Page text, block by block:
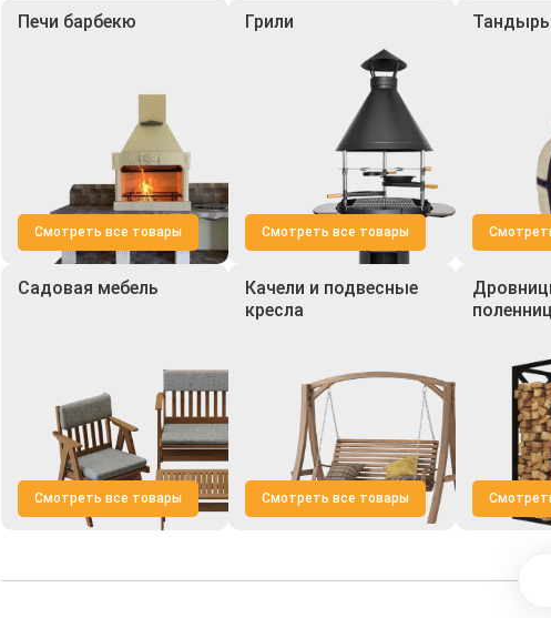
Печи барбекю
Смотреть все товары
Грили
Смотреть все товары
Садовая мебель
Смотреть все товары
Качели и подвесные
кресла
Смотреть все товары